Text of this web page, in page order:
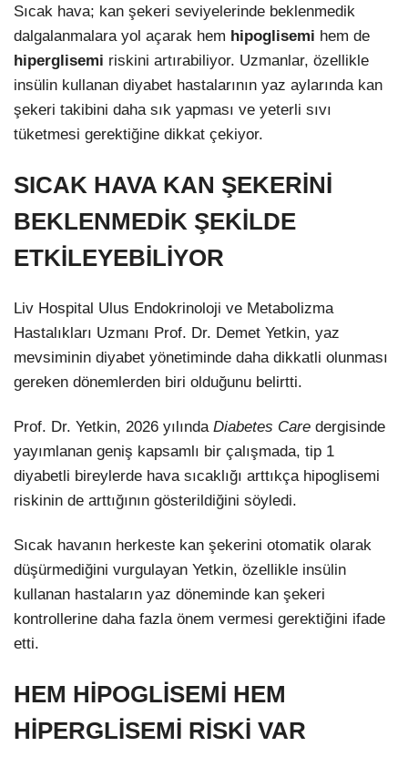
Sıcak hava; kan şekeri seviyelerinde beklenmedik
dalgalanmalara yol açarak hem hipoglisemi hem de
hiperglisemi riskini artırabiliyor. Uzmanlar, özellikle
insülin kullanan diyabet hastalarının yaz aylarında kan
şekeri takibini daha sık yapması ve yeterli sıvı
tüketmesi gerektiğine dikkat çekiyor.
SICAK HAVA KAN ŞEKERİNİ
BEKLENMEDİK ŞEKİLDE
ETKİLEYEBİLİYOR
Liv Hospital Ulus Endokrinoloji ve Metabolizma
Hastalıkları Uzmanı Prof. Dr. Demet Yetkin, yaz
mevsiminin diyabet yönetiminde daha dikkatli olunması
gereken dönemlerden biri olduğunu belirtti.
Prof. Dr. Yetkin, 2026 yılında Diabetes Care dergisinde
yayımlanan geniş kapsamlı bir çalışmada, tip 1
diyabetli bireylerde hava sıcaklığı arttıkça hipoglisemi
riskinin de arttığının gösterildiğini söyledi.
Sıcak havanın herkeste kan şekerini otomatik olarak
düşürmediğini vurgulayan Yetkin, özellikle insülin
kullanan hastaların yaz döneminde kan şekeri
kontrollerine daha fazla önem vermesi gerektiğini ifade
etti.
HEM HİPOGLİSEMİ HEM
HİPERGLİSEMİ RİSKİ VAR